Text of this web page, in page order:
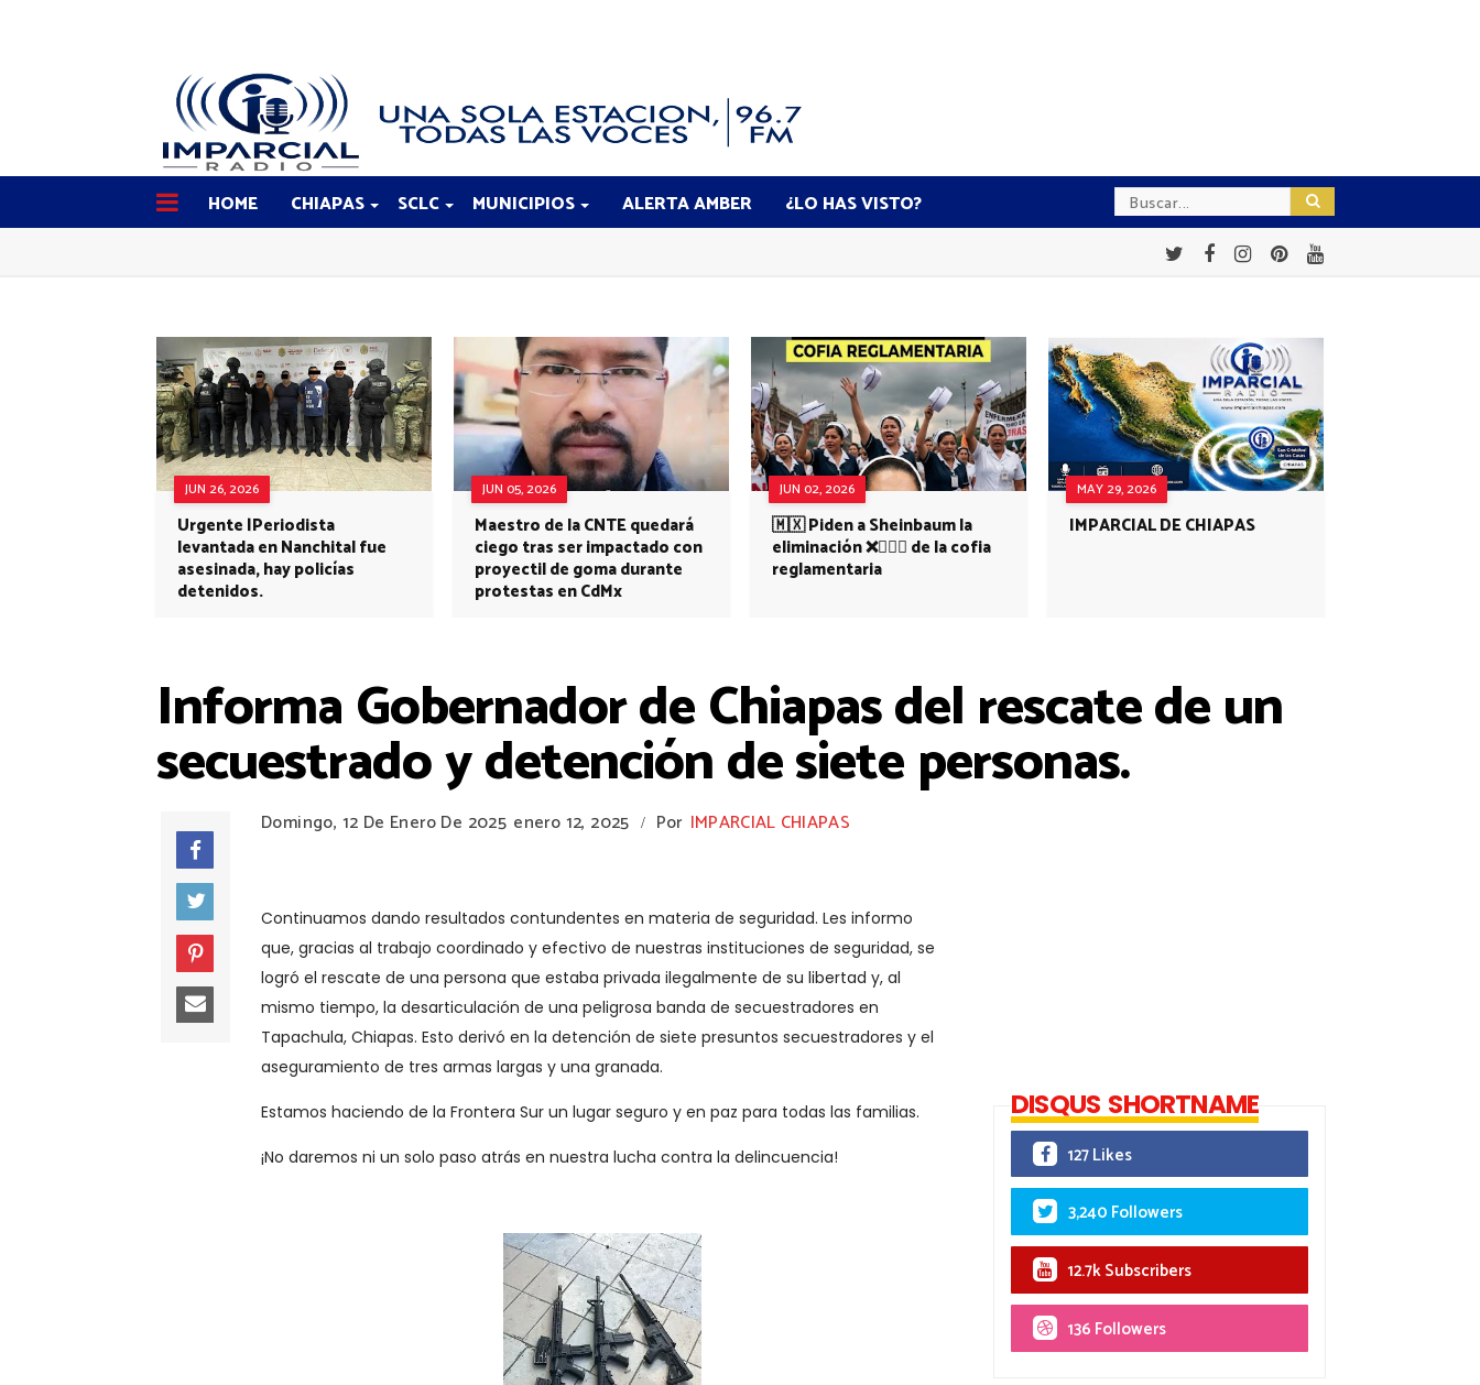
HOME CHIAPAS SCLC MUNICIPIOS ALERTA AMBER ¿LO HAS VISTO?
JUN 26, 2026
Urgente |Periodista
levantada en Nanchital fue
asesinada, hay policías
detenidos.
JUN 05, 2026
Maestro de la CNTE quedará
ciego tras ser impactado con
proyectil de goma durante
protestas en CdMx
JUN 02, 2026
🇲🇽 Piden a Sheinbaum la
eliminación ❌👩🏻‍⚕️ de la cofia
reglamentaria
MAY 29, 2026
IMPARCIAL DE CHIAPAS
Informa Gobernador de Chiapas del rescate de un
secuestrado y detención de siete personas.
Domingo, 12 De Enero De 2025 enero 12, 2025 / Por IMPARCIAL CHIAPAS
Continuamos dando resultados contundentes en materia de seguridad. Les informo
que, gracias al trabajo coordinado y efectivo de nuestras instituciones de seguridad, se
logró el rescate de una persona que estaba privada ilegalmente de su libertad y, al
mismo tiempo, la desarticulación de una peligrosa banda de secuestradores en
Tapachula, Chiapas. Esto derivó en la detención de siete presuntos secuestradores y el
aseguramiento de tres armas largas y una granada.
Estamos haciendo de la Frontera Sur un lugar seguro y en paz para todas las familias.
¡No daremos ni un solo paso atrás en nuestra lucha contra la delincuencia!
DISQUS SHORTNAME
127 Likes
3,240 Followers
12.7k Subscribers
136 Followers